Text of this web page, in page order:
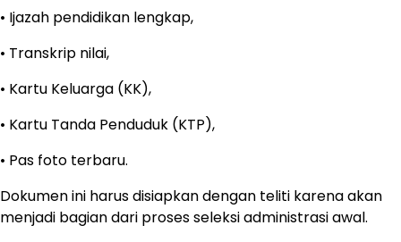
• Ijazah pendidikan lengkap,
• Transkrip nilai,
• Kartu Keluarga (KK),
• Kartu Tanda Penduduk (KTP),
• Pas foto terbaru.
Dokumen ini harus disiapkan dengan teliti karena akan
menjadi bagian dari proses seleksi administrasi awal.